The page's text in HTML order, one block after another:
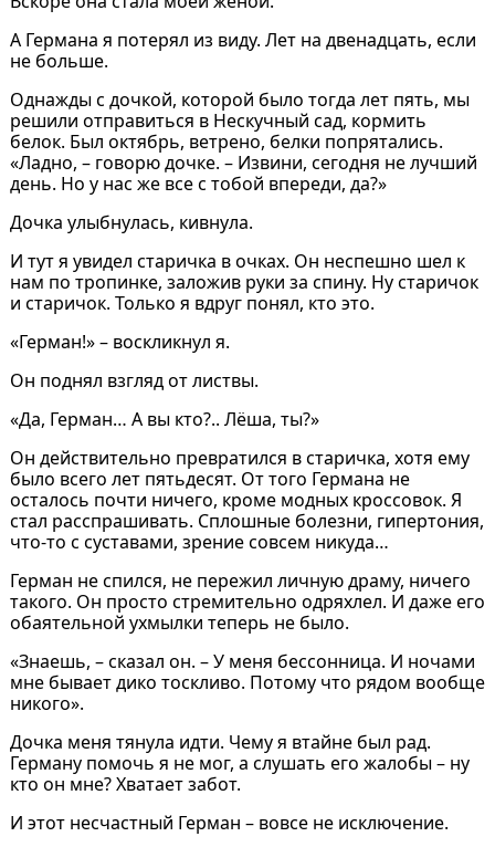
А Германа я потерял из виду. Лет на двенадцать, если
не больше.
Однажды с дочкой, которой было тогда лет пять, мы
решили отправиться в Нескучный сад, кормить
белок. Был октябрь, ветрено, белки попрятались.
«Ладно, – говорю дочке. – Извини, сегодня не лучший
день. Но у нас же все с тобой впереди, да?»
Дочка улыбнулась, кивнула.
И тут я увидел старичка в очках. Он неспешно шел к
нам по тропинке, заложив руки за спину. Ну старичок
и старичок. Только я вдруг понял, кто это.
«Герман!» – воскликнул я.
Он поднял взгляд от листвы.
«Да, Герман… А вы кто?.. Лёша, ты?»
Он действительно превратился в старичка, хотя ему
было всего лет пятьдесят. От того Германа не
осталось почти ничего, кроме модных кроссовок. Я
стал расспрашивать. Сплошные болезни, гипертония,
что-то с суставами, зрение совсем никуда…
Герман не спился, не пережил личную драму, ничего
такого. Он просто стремительно одряхлел. И даже его
обаятельной ухмылки теперь не было.
«Знаешь, – сказал он. – У меня бессонница. И ночами
мне бывает дико тоскливо. Потому что рядом вообще
никого».
Дочка меня тянула идти. Чему я втайне был рад.
Герману помочь я не мог, а слушать его жалобы – ну
кто он мне? Хватает забот.
И этот несчастный Герман – вовсе не исключение.